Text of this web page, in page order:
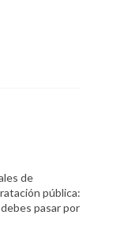
de
pública:
pasar por